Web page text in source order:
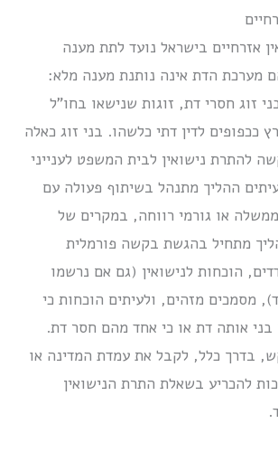
אזרחיים בישראל נועד לתת מענה
מערכת הדת אינה נותנת מענה מלא:
זוג חסרי דת, זוגות שנישאו בחו”ל
ככפופים לדין דתי כלשהו. בני זוג כאלה
להתרת נישואין לבית המשפט לענייני
ההליך מתנהל בשיתוף פעולה עם
או גורמי רווחה, במקרים של
מתחיל בהגשת בקשה פורמלית
הוכחות לנישואין (גם אם נרשמו
מסמכים מזהים, ולעיתים הוכחות כי
בני אותה דת או כי אחד מהם חסר דת.
בדרך כלל, לקבל את עמדת המדינה או
להכריע בשאלת התרת הנישואין